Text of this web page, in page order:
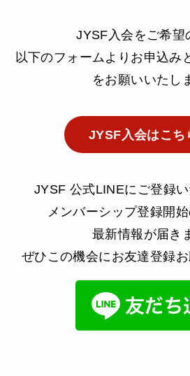
JYSF入会をご希望
以下のフォームよりお申込み
をお願いいたし
JYSF入会はこち
JYSF 公式LINEにご登録い
メンバーシップ登録開
最新情報が届き
ぜひこの機会にお友達登録お